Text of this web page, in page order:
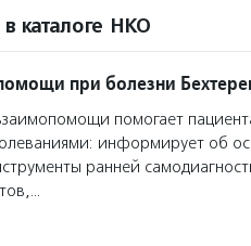
каталоге НКО
при болезни
помогает
информирует об
ранней